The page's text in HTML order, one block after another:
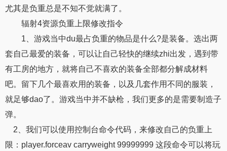
尤其是负重总是不知不觉就满了。
辐射4资源负重上限修改指令
1、游戏当中du最占负重的物品是什么?是装备。选出两
套自己最爱的装备，可以让自己轻快的继续zhi出发，遇到带
有工房的地方，就将自己不喜欢的装备全部都分解成材料
吧。留下几个最喜欢用的装备，以及几套作用不同的服装，
就足够dao了。游戏当中并不缺枪，我们更多的是需要制造子
弹。
2、我们可以使用控制台命令代码，来修改自己的负重上
限：player.forceav carryweight 99999999 这段命令可以将玩